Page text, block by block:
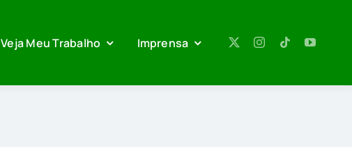
Veja Meu Trabalho Imprensa